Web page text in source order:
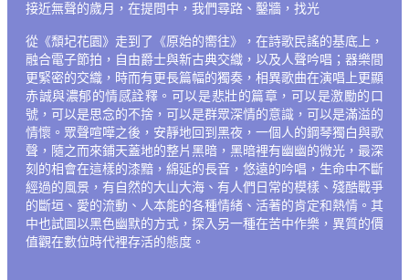
接近無聲的歲月，在提問中，我們尋路、鑿牆，找光
從《頹圮花園》走到了《原始的嚮往》，在詩歌民謠的基底上，
融合電子節拍，自由爵士與新古典交織，以及人聲吟唱；器樂間
更緊密的交織，時而有更長篇幅的獨奏，相異歌曲在演唱上更顯
赤誠與濃郁的情感詮釋。可以是悲壯的篇章，可以是激勵的口
號，可以是思念的不捨，可以是群眾深情的意識，可以是滿溢的
情懷。眾聲喧嘩之後，安靜地回到黑夜，一個人的鋼琴獨白與歌
聲，隨之而來鋪天蓋地的整片黑暗，黑暗裡有幽幽的微光，最深
刻的相會在這樣的漆黯，綿延的長音，悠遠的吟唱，生命中不斷
經過的風景，有自然的大山大海、有人們日常的模樣、殘酷戰爭
的斷垣、愛的流動、人本能的各種情緒、活著的肯定和熱情。其
中也試圖以黑色幽默的方式，探入另一種在苦中作樂，異質的價
值觀在數位時代裡存活的態度。